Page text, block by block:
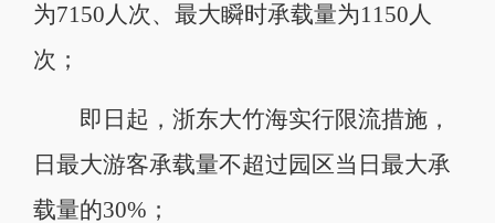
为7150人次、最大瞬时承载量为1150人
次；
即日起，浙东大竹海实行限流措施，
日最大游客承载量不超过园区当日最大承
载量的30%；